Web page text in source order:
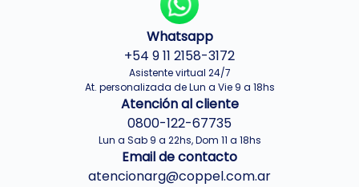
Whatsapp
+54 9 11 2158-3172
Asistente virtual 24/7
At. personalizada de Lun a Vie 9 a 18hs
Atención al cliente
0800-122-67735
Lun a Sab 9 a 22hs, Dom 11 a 18hs
Email de contacto
atencionarg@coppel.com.ar